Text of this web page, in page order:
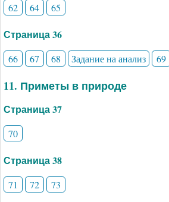
62 64 65
Страница 36
66 67 68 Задание на анализ 69
11. Приметы в природе
Страница 37
70
Страница 38
71 72 73